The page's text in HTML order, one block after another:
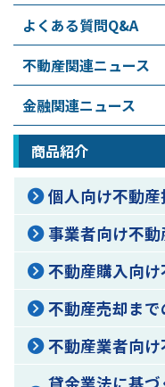
よくある質問Q&A
不動産関連ニュース
金融関連ニュース
商品紹介
個人向け不動
事業者向け不
不動産購入向
不動産売却ま
不動産業者向